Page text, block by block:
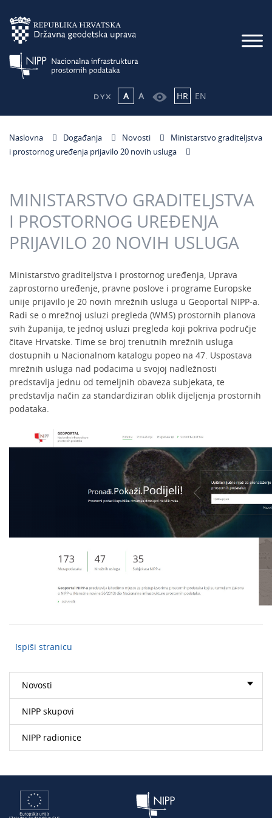
A A HR EN
Naslovna Događanja Novosti
Ministarstvo graditeljstva
i prostornog uređenja prijavilo 20 novih usluga
MINISTARSTVO GRADITELJSTVA
I PROSTORNOG UREĐENJA
PRIJAVILO 20 NOVIH USLUGA
Ministarstvo graditeljstva i prostornog uređenja, Uprava
zaprostorno uređenje, pravne poslove i programe Europske
unije prijavilo je 20 novih mrežnih usluga u Geoportal NIPP-a.
Radi se o mrežnoj usluzi pregleda (WMS) prostornih planova
svih županija, te jednoj usluzi pregleda koji pokriva područje
čitave Hrvatske. Time se broj trenutnih mrežnih usluga
dostupnih u Nacionalnom katalogu popeo na 47. Uspostava
mrežnih usluga nad podacima u svojoj nadležnosti
predstavlja jednu od temeljnih obaveza subjekata, te
predstavlja način za standardiziran oblik dijeljenja prostornih
podataka.
Ispiši stranicu
Novosti
NIPP skupovi
NIPP radionice